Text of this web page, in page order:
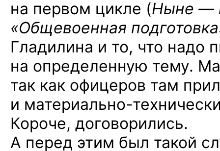
на первом цикле (Ныне —
«Общевоенная
Гладилина и то, что надо
на определенную тему.
так как офицеров там
и материально-
Короче, договорились.
А перед этим был такой